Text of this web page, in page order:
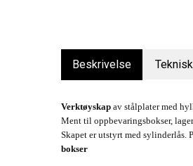
Beskrivelse
Verktøyskap av stålplater med
Ment til oppbevaringsbokser,
Skapet er utstyrt med
bokser